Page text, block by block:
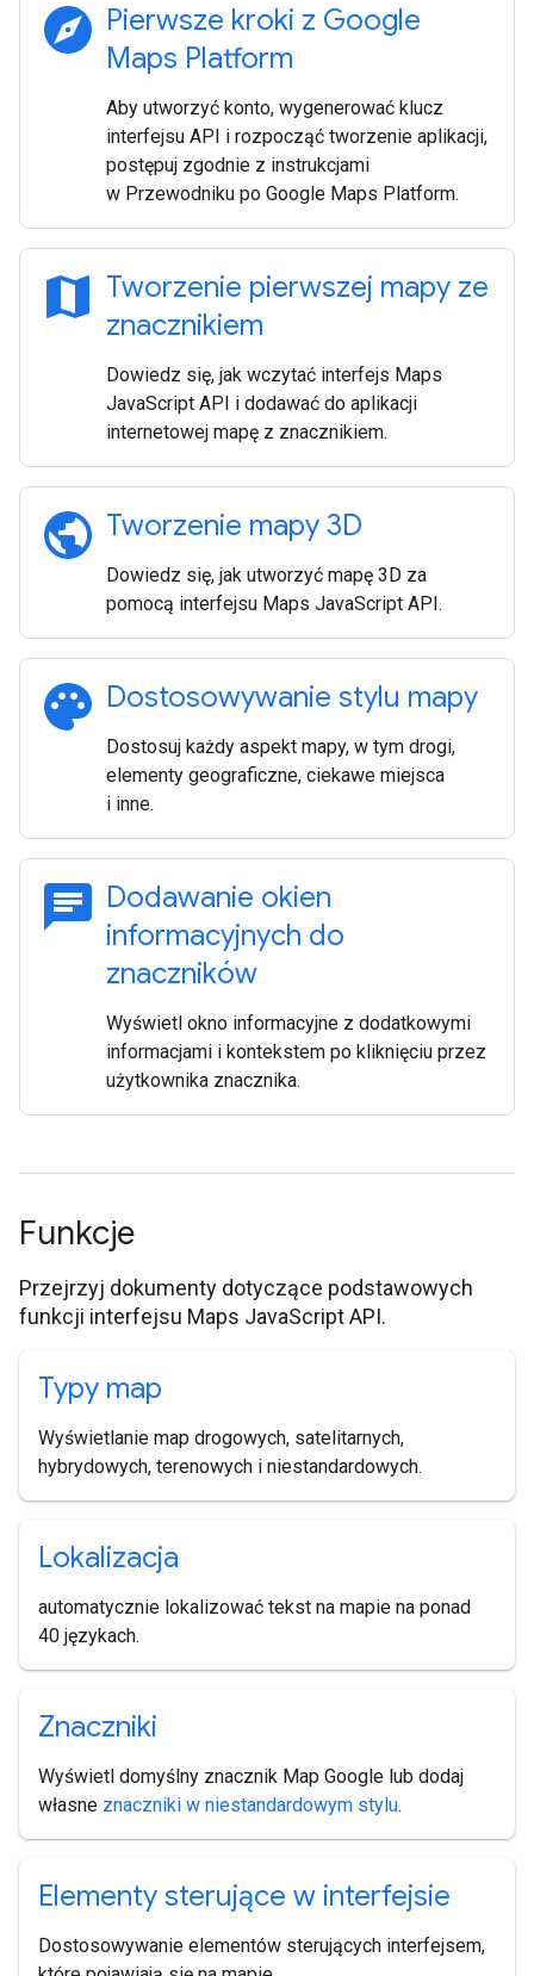
explore Pierwsze kroki z Google
Maps Platform
Aby utworzyć konto, wygenerować klucz
interfejsu API i rozpocząć tworzenie aplikacji,
postępuj zgodnie z instrukcjami
w Przewodniku po Google Maps Platform.
map Tworzenie pierwszej mapy ze
znacznikiem
Dowiedz się, jak wczytać interfejs Maps
JavaScript API i dodawać do aplikacji
internetowej mapę z znacznikiem.
public Tworzenie mapy 3D
Dowiedz się, jak utworzyć mapę 3D za
pomocą interfejsu Maps JavaScript API.
palette Dostosowywanie stylu mapy
Dostosuj każdy aspekt mapy, w tym drogi,
elementy geograficzne, ciekawe miejsca
i inne.
chat Dodawanie okien
informacyjnych do
znaczników
Wyświetl okno informacyjne z dodatkowymi
informacjami i kontekstem po kliknięciu przez
użytkownika znacznika.
Funkcje
Przejrzyj dokumenty dotyczące podstawowych
funkcji interfejsu Maps JavaScript API.
Typy map
Wyświetlanie map drogowych, satelitarnych,
hybrydowych, terenowych i niestandardowych.
Lokalizacja
automatycznie lokalizować tekst na mapie na ponad
40 językach.
Znaczniki
Wyświetl domyślny znacznik Map Google lub dodaj
własne znaczniki w niestandardowym stylu.
Elementy sterujące w interfejsie
Dostosowywanie elementów sterujących interfejsem,